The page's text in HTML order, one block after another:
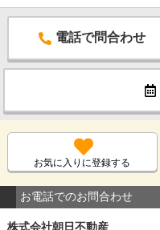
電話で問合わせ
お気に入りに登録する
お電話でのお問合わせ
株式会社朝日不動産